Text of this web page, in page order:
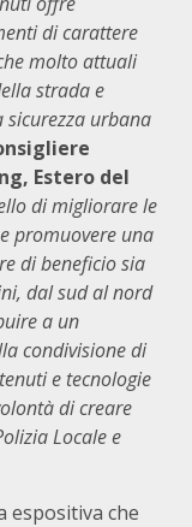
di carattere
molto attuali
strada e
sicurezza urbana
Estero del
di migliorare le
promuovere una
di beneficio sia
dal sud al nord
a un
condivisione di
e tecnologie
di creare
Locale e
espositiva che